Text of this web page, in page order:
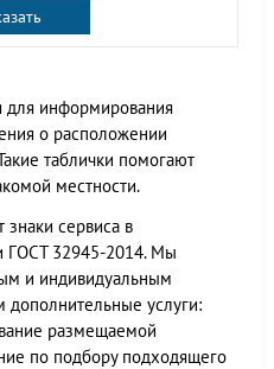
для информирования
о расположении
таблички помогают
местности.
знаки сервиса в
ГОСТ 32945-2014. Мы
и индивидуальным
дополнительные услуги:
размещаемой
по подбору подходящего